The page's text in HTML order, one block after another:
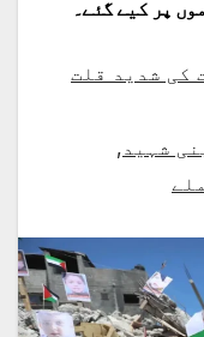
پر کیے گئے۔
کی شدید قلت
,